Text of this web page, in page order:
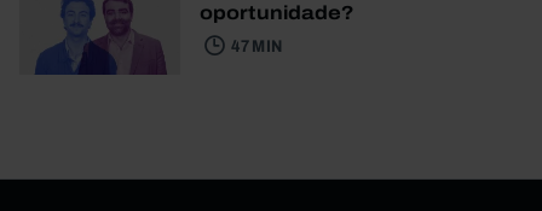
oportunidade?
47 MIN